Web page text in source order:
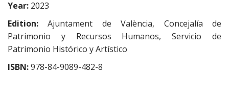
Year: 2023
Edition:Ajuntament de València, Concejalía de
Patrimonio y Recursos Humanos, Servicio de
Patrimonio Histórico y Artístico
ISBN:978-84-9089-482-8